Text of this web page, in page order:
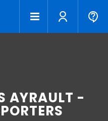
AYRAULT -